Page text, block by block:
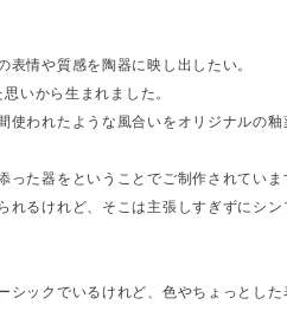
情や質感を陶器に映し出したい。
いから生まれました。
使われたような風合いをオリジナルの釉
た器をということでご制作されていま
れるけれど、そこは主張しすぎずにシン
シックでいるけれど、色やちょっとした